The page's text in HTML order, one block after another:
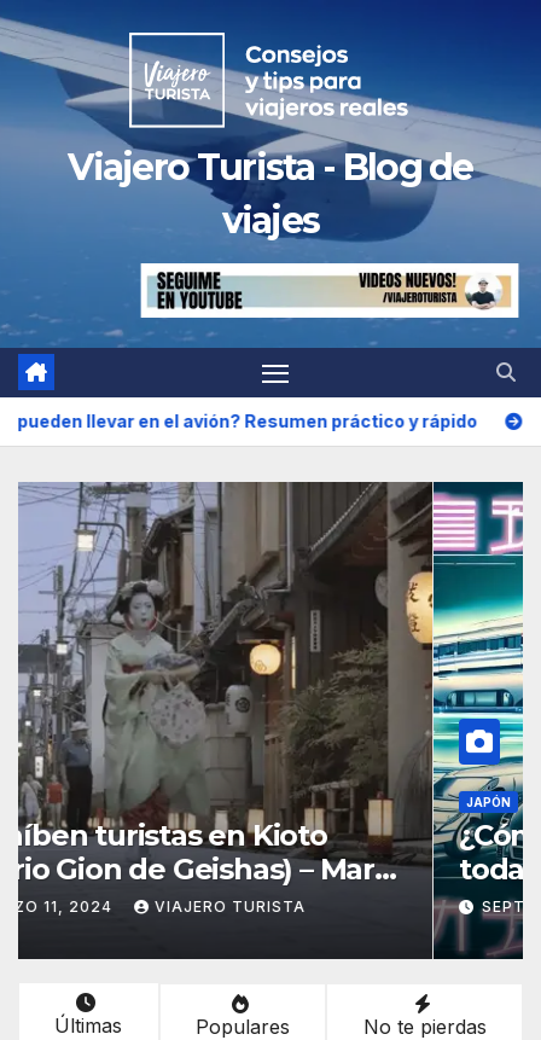
Saltar
al
contenido
Viajero Turista - Blog de
viajes
avión? Resumen práctico y rápido Cesky Krumlov
JAPÓN
¿Cómo ir de Tokio a Osaka? –
todas las opciones
SEPTIEMBRE 14, 2023 VIAJERO TURISTA
Últimas Populares No te pierdas